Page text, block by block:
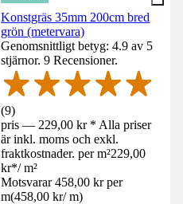
Konstgräs 35mm 200cm bred
grön (metervara)
Genomsnittligt betyg: 4.9 av 5
stjärnor. 9 Recensioner.
(9)
pris — 229,00 kr * Alla priser
är inkl. moms och exkl.
fraktkostnader. per m²229,00
kr*/ m²
Motsvarar 458,00 kr per
m(458,00 kr/ m)